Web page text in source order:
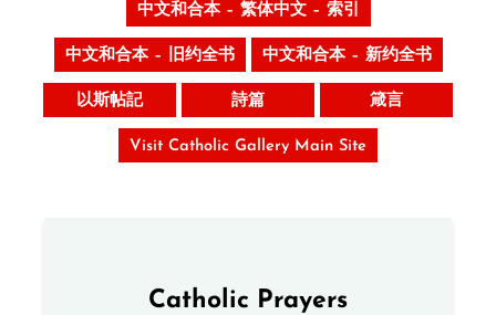
中文和合本 – 繁体中文 – 索引
中文和合本 – 旧约全书 中文和合本 – 新约全书
以斯帖記 詩篇 箴言
Visit Catholic Gallery Main Site
Catholic Prayers